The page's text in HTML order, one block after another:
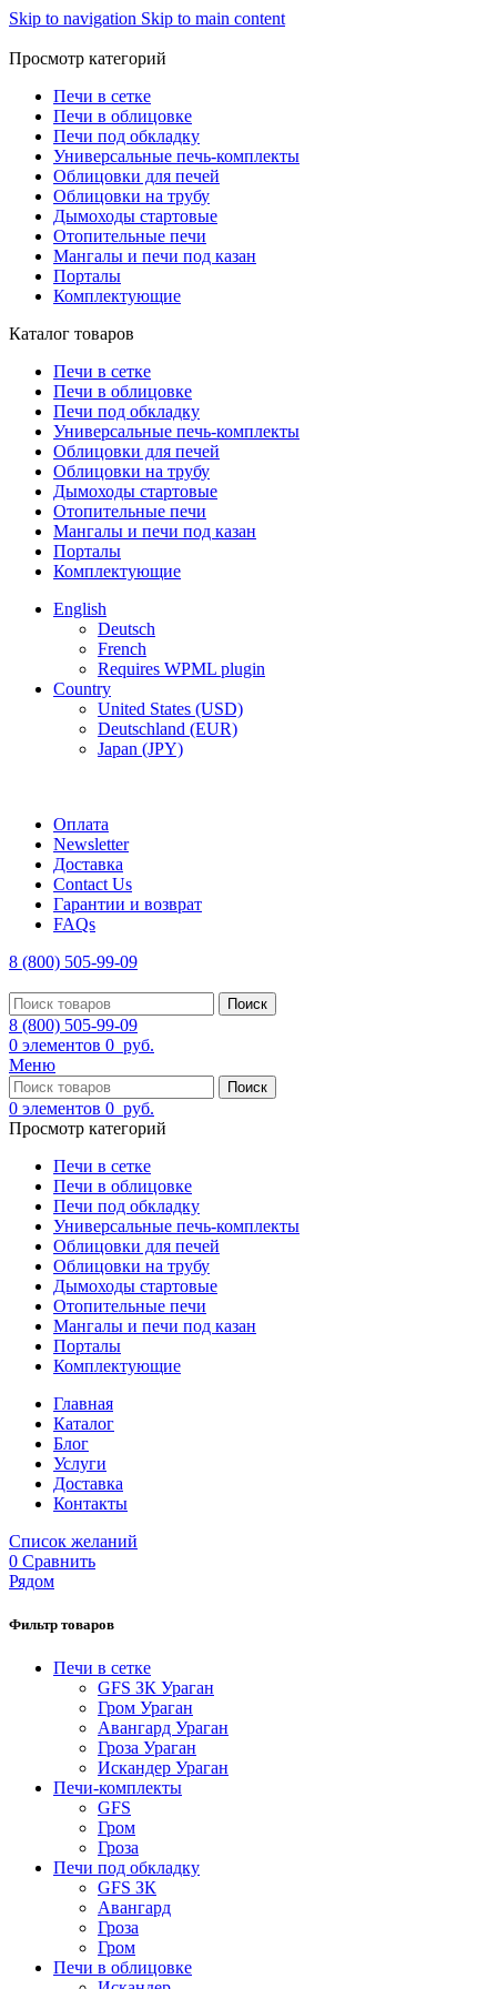
Skip to navigation Skip to main content
Просмотр категорий
Печи в сетке
Печи в облицовке
Печи под обкладку
Универсальные печь-комплекты
Облицовки для печей
Облицовки на трубу
Дымоходы стартовые
Отопительные печи
Мангалы и печи под казан
Порталы
Комплектующие
Каталог товаров
Печи в сетке
Печи в облицовке
Печи под обкладку
Универсальные печь-комплекты
Облицовки для печей
Облицовки на трубу
Дымоходы стартовые
Отопительные печи
Мангалы и печи под казан
Порталы
Комплектующие
English
Deutsch
French
Requires WPML plugin
Country
United States (USD)
Deutschland (EUR)
Japan (JPY)
Оплата
Newsletter
Доставка
Contact Us
Гарантии и возврат
FAQs
8 (800) 505-99-09
Поиск
8 (800) 505-99-09
0 элементов 0 руб.
Меню
Поиск
0 элементов 0 руб.
Просмотр категорий
Печи в сетке
Печи в облицовке
Печи под обкладку
Универсальные печь-комплекты
Облицовки для печей
Облицовки на трубу
Дымоходы стартовые
Отопительные печи
Мангалы и печи под казан
Порталы
Комплектующие
Главная
Каталог
Блог
Услуги
Доставка
Контакты
Список желаний
0 Сравнить
Рядом
Фильтр товаров
Печи в сетке
GFS ЗК Ураган
Гром Ураган
Авангард Ураган
Гроза Ураган
Искандер Ураган
Печи-комплекты
GFS
Гром
Гроза
Печи под обкладку
GFS ЗК
Авангард
Гроза
Гром
Печи в облицовке